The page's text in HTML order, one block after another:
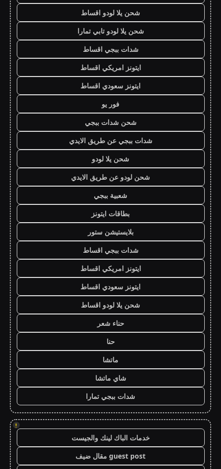
شحن يلا لودو اقساط
شحن يلا لودو تابي تمارا
شدات ببجي اقساط
ايتونز امريكي اقساط
ايتونز سعودي اقساط
فور يو
شحن شدات ببجي
شدات ببجي عن طريق الايدي
شحن يلا لودو
شحن لودو عن طريق الايدي
شعبية ببجي
بطاقات ايتونز
بلايستيشن ستور
شدات ببجي اقساط
ايتونز امريكي اقساط
ايتونز سعودي اقساط
شحن يلا لودو اقساط
حناء شعر
حنا
ماتشا
شاي ماتشا
شدات ببجي تمارا
!
خدمات الباك لينك والجيست
guest post مقال ضيف